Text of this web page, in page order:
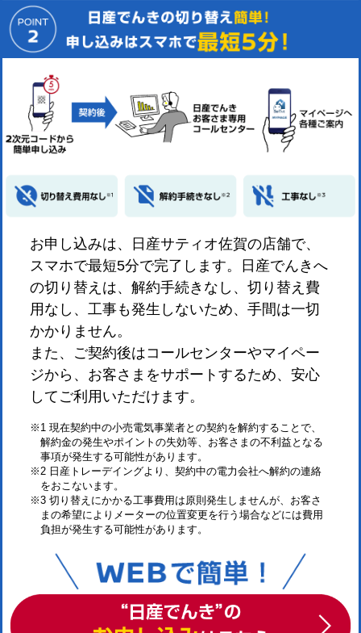
お申し込みは、日産サティオ佐賀の店舗で、
スマホで最短5分で完了します。日産でんきへ
の切り替えは、解約手続きなし、切り替え費
用なし、工事も発生しないため、手間は一切
かかりません。
また、ご契約後はコールセンターやマイペー
ジから、お客さまをサポートするため、安心
してご利用いただけます。
※1 現在契約中の小売電気事業者との契約を解約することで、
解約金の発生やポイントの失効等、お客さまの不利益となる
事項が発生する可能性があります。
※2 日産トレーデイングより、契約中の電力会社へ解約の連絡
をおこないます。
※3 切り替えにかかる工事費用は原則発生しませんが、お客さ
まの希望によりメーターの位置変更を行う場合などには費用
負担が発生する可能性があります。